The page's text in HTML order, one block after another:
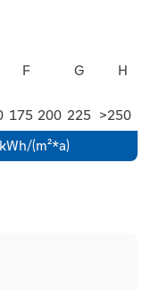
F G H
175 200 225 >250
(m²*a)